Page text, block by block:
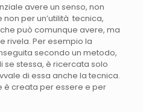
avere un senso, non
per un’utilità tecnica,
può comunque avere, ma
rivela. Per esempio la
secondo un metodo,
se stessa, è ricercata solo
di essa anche la tecnica.
è creata per essere e per